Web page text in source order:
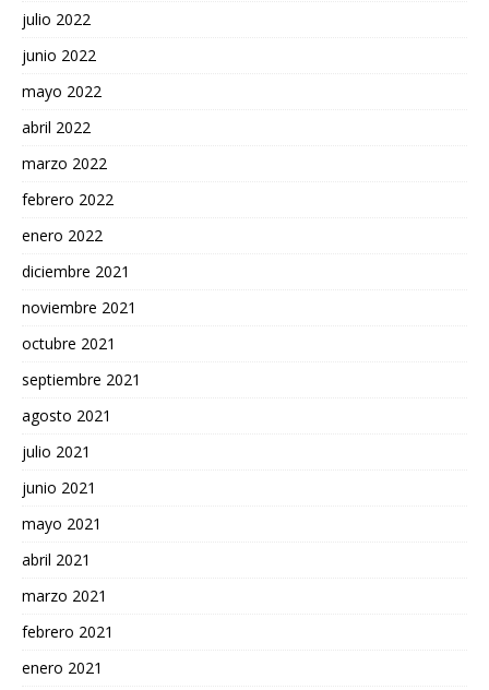
julio 2022
junio 2022
mayo 2022
abril 2022
marzo 2022
febrero 2022
enero 2022
diciembre 2021
noviembre 2021
octubre 2021
septiembre 2021
agosto 2021
julio 2021
junio 2021
mayo 2021
abril 2021
marzo 2021
febrero 2021
enero 2021